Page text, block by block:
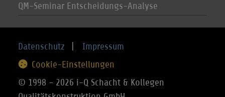
QM-Seminar Entscheidungs-Analyse
© 1998 - 2026 i-Q Schacht & Kollegen
Datenschutz
Impressum
Cookie-Einstellungen